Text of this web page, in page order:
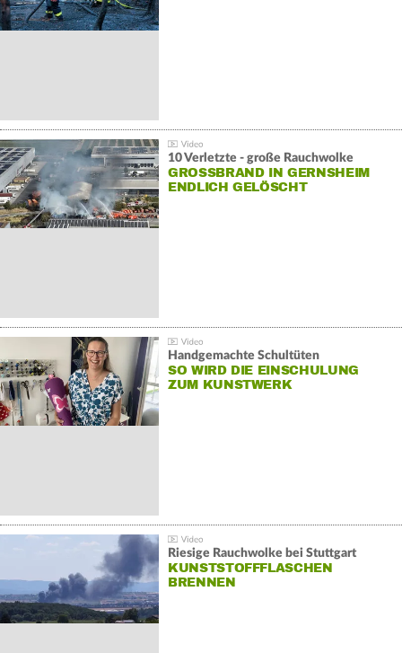
10 Verletzte - große Rauchwolke
GROSSBRAND IN GERNSHEIM E
NDLICH GELÖSCHT
Handgemachte Schultüten
SO WIRD DIE EINSCHULUNG
ZUM KUNSTWERK
Riesige Rauchwolke bei Stuttgart
KUNSTSTOFFFLASCHEN
BRENNEN